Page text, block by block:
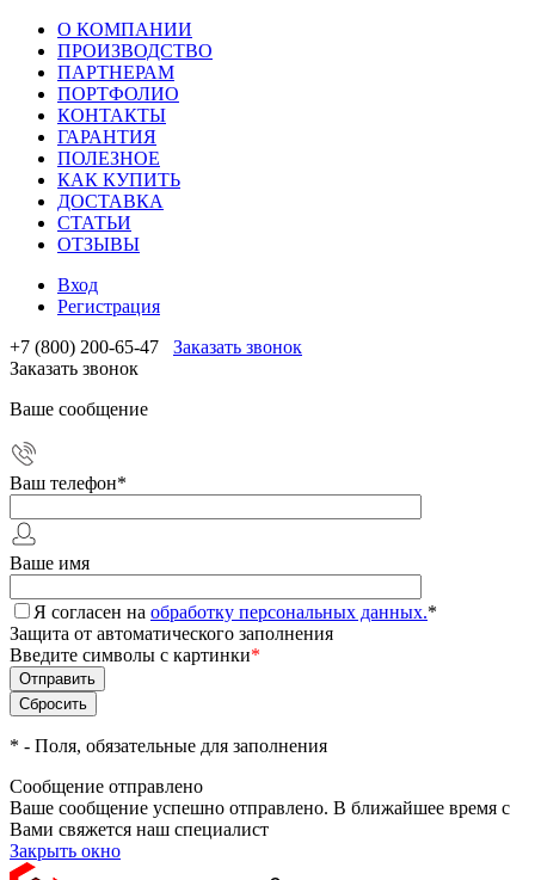
О КОМПАНИИ
ПРОИЗВОДСТВО
ПАРТНЕРАМ
ПОРТФОЛИО
КОНТАКТЫ
ГАРАНТИЯ
ПОЛЕЗНОЕ
КАК КУПИТЬ
ДОСТАВКА
СТАТЬИ
ОТЗЫВЫ
Вход
Регистрация
+7 (800) 200-65-47
Заказать звонок
Заказать звонок
Ваше сообщение
Ваш телефон*
Ваше имя
Я согласен на обработку персональных данных.*
Защита от автоматического заполнения
Введите символы с картинки*
* - Поля, обязательные для заполнения
Сообщение отправлено
Ваше сообщение успешно отправлено. В ближайшее время с
Вами свяжется наш специалист
Закрыть окно